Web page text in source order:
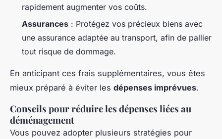
rapidement augmenter vos coûts.
Assurances : Protégez vos précieux biens avec
une assurance adaptée au transport, afin de pallier
tout risque de dommage.
En anticipant ces frais supplémentaires, vous êtes
mieux préparé à éviter les dépenses imprévues.
Conseils pour réduire les dépenses liées au
déménagement
Vous pouvez adopter plusieurs stratégies pour